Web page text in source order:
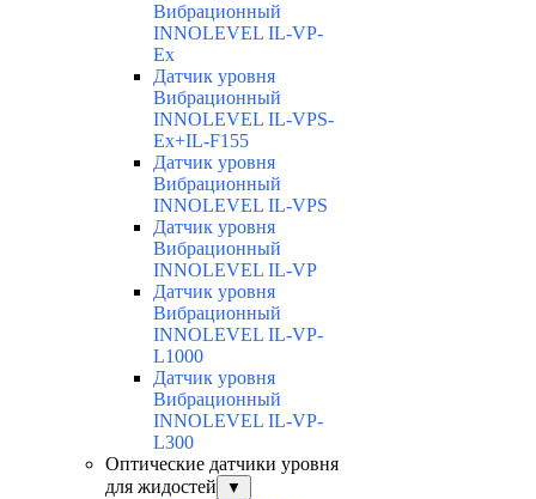
Вибрационный
INNOLEVEL IL-VP-
Ex
Датчик уровня
Вибрационный
INNOLEVEL IL-VPS-
Ex+IL-F155
Датчик уровня
Вибрационный
INNOLEVEL IL-VPS
Датчик уровня
Вибрационный
INNOLEVEL IL-VP
Датчик уровня
Вибрационный
INNOLEVEL IL-VP-
L1000
Датчик уровня
Вибрационный
INNOLEVEL IL-VP-
L300
Оптические датчики уровня
для жидостей
▼